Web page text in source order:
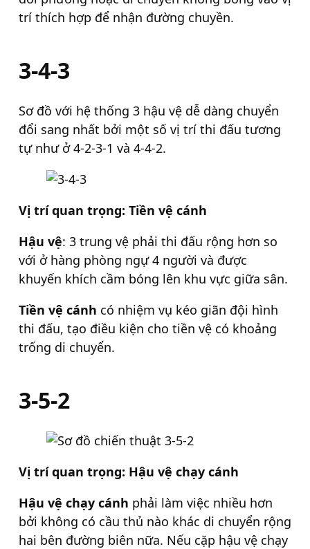
trí thích hợp để nhận đường chuyền.
3-4-3
Sơ đồ với hệ thống 3 hậu vệ dễ dàng chuyển
đổi sang nhất bởi một số vị trí thi đấu tương
tự như ở 4-2-3-1 và 4-4-2.
Vị trí quan trọng: Tiền vệ cánh
Hậu vệ: 3 trung vệ phải thi đấu rộng hơn so
với ở hàng phòng ngự 4 người và được
khuyến khích cầm bóng lên khu vực giữa sân.
Tiền vệ cánh có nhiệm vụ kéo giãn đội hình
thi đấu, tạo điều kiện cho tiền vệ có khoảng
trống di chuyển.
3-5-2
Vị trí quan trọng: Hậu vệ chạy cánh
Hậu vệ chạy cánh phải làm việc nhiều hơn
bởi không có cầu thủ nào khác di chuyển rộng
hai bên đường biên nữa. Nếu cặp hậu vệ chạy